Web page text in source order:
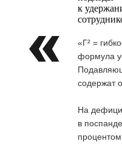
«Г² =
формула
содержат
На
в